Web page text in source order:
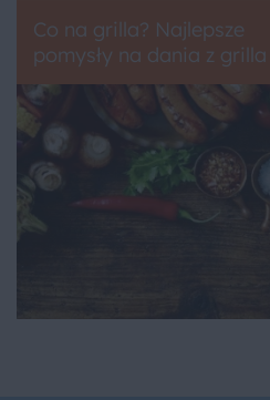
Co na grilla? Najlepsze
pomysły na dania z grilla